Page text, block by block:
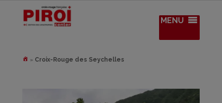
MENU
» Croix-Rouge des Seychelles